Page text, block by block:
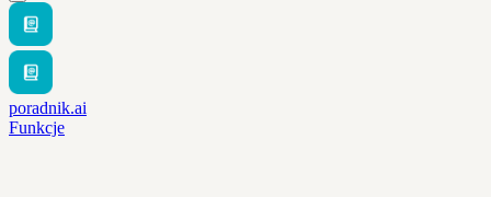
poradnik.ai
Funkcje